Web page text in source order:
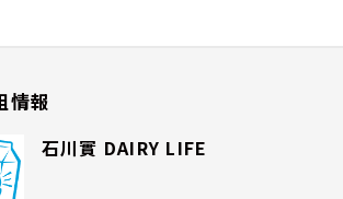
情報
石川實 DAIRY LIFE